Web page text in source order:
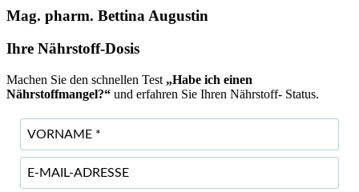
Mag. pharm. Bettina Augustin
Ihre Nährstoff-Dosis
Machen Sie den schnellen Test „Habe ich einen
Nährstoffmangel?“ und erfahren Sie Ihren Nährstoff- Status.